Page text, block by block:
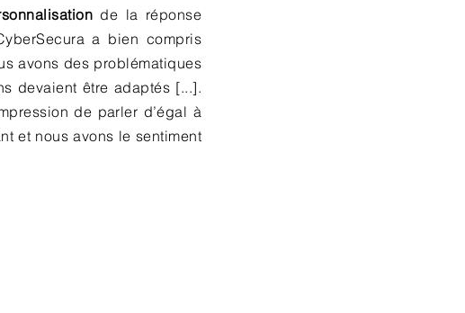
de la réponse
a bien compris
avons des problématiques
devaient être adaptés [...].
de parler d’égal à
et nous avons le sentiment